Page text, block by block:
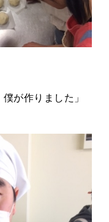
が作りました」